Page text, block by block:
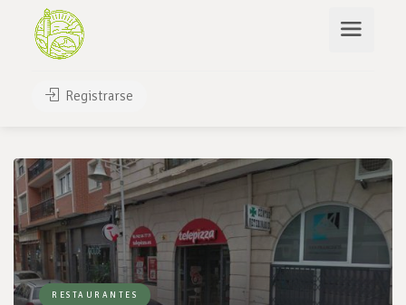
Registrarse
Buscar
RESTAURANTES